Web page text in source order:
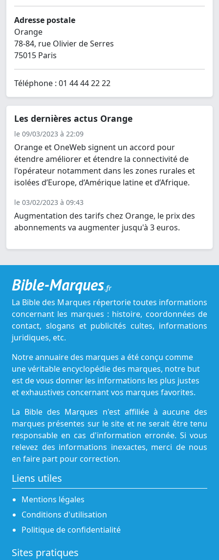
Adresse postale
Orange
78-84, rue Olivier de Serres
75015 Paris
Téléphone : 01 44 44 22 22
Les dernières actus Orange
le 09/03/2023 à 22:09
Orange et OneWeb signent un accord pour
étendre améliorer et étendre la connectivité de
l'opérateur notamment dans les zones rurales et
isolées d’Europe, d’Amérique latine et d’Afrique.
le 03/02/2023 à 09:43
Augmentation des tarifs chez Orange, le prix des
abonnements va augmenter jusqu'à 3 euros.
Bible-Marques.fr
La Bible des Marques répertorie toutes informations
concernant les marques : histoire, coordonnées de
contact, slogans et publicités cultes, informations
juridiques, etc.
Notre annuaire des marques a été conçu comme
une véritable encyclopédie des marques, notre but
est de vous donner les informations les plus justes
et exhaustives concernant vos marques favorites.
La Bible des Marques n'est affiliée à aucune des
marques présentes sur le site et ne serait être tenu
responsable en cas d'information erronée. Si vous
relevez des informations inexactes, merci de nous
en faire part pour correction.
Liens utiles
Mentions légales
Conditions d'utilisation
Politique de confidentialité
Sites pratiques